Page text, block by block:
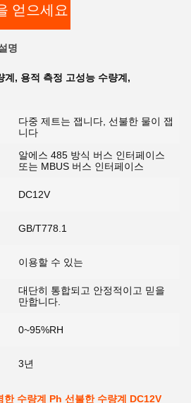
얻으세요
명
계 , 용적 측정 고성능 수량계 ,
다중 제트는 잽니다, 선불한 물이 잽
니다
알에스 485 방식 버스 인터페이스
또는 MBUS 버스 인터페이스
DC12V
GB/T778.1
이용할 수 있는
대단히 통합되고 안정적이고 믿을
만합니다.
0~95%RH
3년
한 수량계 Ph 선불한 수량계 DC12V